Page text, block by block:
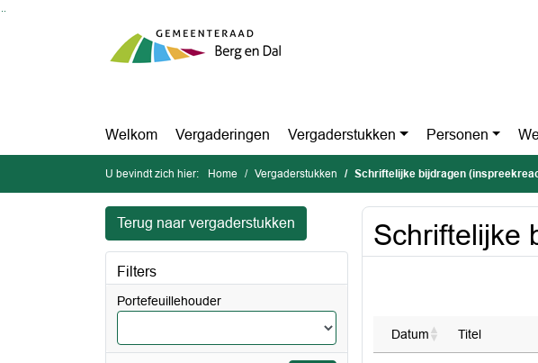
Welkom Vergaderingen Vergaderstukken Personen
U bevindt zich hier: Home Vergaderstukken Schriftelijke bijdragen
Terug naar vergaderstukken
Filters
Portefeuillehouder
Schriftelijke
Datum Titel